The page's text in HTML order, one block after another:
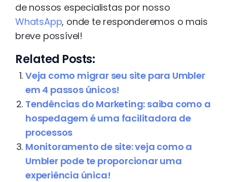
de nossos especialistas por nosso
WhatsApp, onde te responderemos o mais
breve possível!
Related Posts:
Veja como migrar seu site para Umbler
em 4 passos únicos!
Tendências do Marketing: saiba como a
hospedagem é uma facilitadora de
processos
Monitoramento de site: veja como a
Umbler pode te proporcionar uma
experiência única!